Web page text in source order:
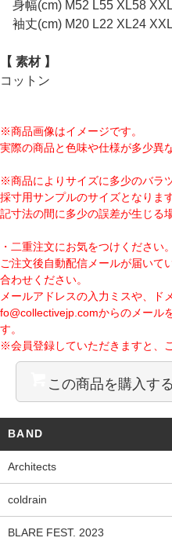
身幅(cm) M52 L55 XL58
袖丈(cm) M20 L22 XL24
【 素材 】
コットン
※商品画像はイメージです。
実際の商品と色味や仕様が多少異
※商品によりサイズに多少のバラ
採寸用サンプルのサイズとなりま
記寸法の間に多少の誤差が生じる
・二重注文にお気をつけください。
ご注文後自動配信メールが届いて
合わせください。
メールアドレスの入力ミスや、ド
fo@collectivejp.comからのメール
す。
※会員登録していただきますと、
この商品を購入する
BAND
Architects
coldrain
BLARE FEST. 2023